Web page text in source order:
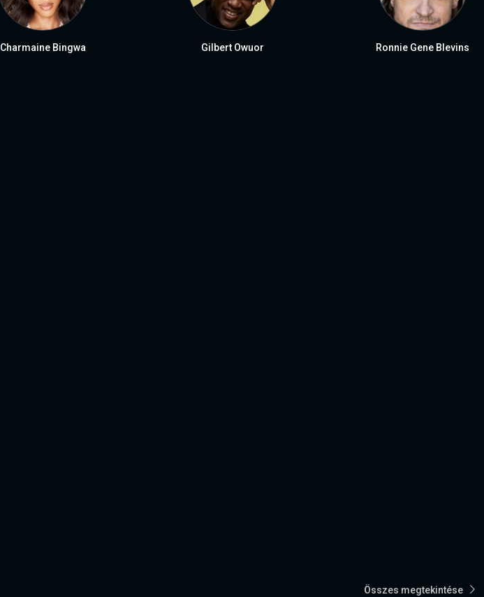
Charmaine Bingwa Gilbert Owuor Ronnie Gene Blevins
Összes megtekintése